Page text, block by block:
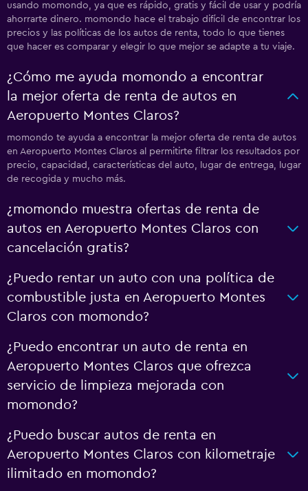
usando momondo, ya que es rápido, gratis y fácil de usar y podría
ahorrarte dinero. momondo hace el trabajo difícil de encontrar los
precios y las políticas de los autos de renta, todo lo que tienes
que hacer es comparar y elegir lo que mejor se adapte a tu viaje.
¿Cómo me ayuda momondo a encontrar
la mejor oferta de renta de autos en
Aeropuerto Montes Claros?
momondo te ayuda a encontrar la mejor oferta de renta de autos
en Aeropuerto Montes Claros al permitirte filtrar los resultados por
precio, capacidad, características del auto, lugar de entrega, lugar
de recogida y mucho más.
¿momondo muestra ofertas de renta de
autos en Aeropuerto Montes Claros con
cancelación gratis?
¿Puedo rentar un auto con una política de
combustible justa en Aeropuerto Montes
Claros con momondo?
¿Puedo encontrar un auto de renta en
Aeropuerto Montes Claros que ofrezca
servicio de limpieza mejorada con
momondo?
¿Puedo buscar autos de renta en
Aeropuerto Montes Claros con kilometraje
ilimitado en momondo?